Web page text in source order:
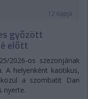
12 napja
győzött
előtt
2026-os szezonjának
A helyenként kaotikus,
a szombatit Dan
nyerte.